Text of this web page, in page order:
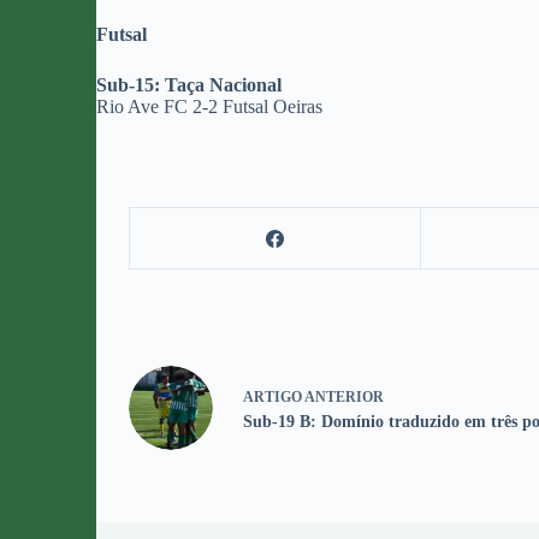
Futsal
Sub-15: Taça Nacional
Rio Ave FC 2-2 Futsal Oeiras
ARTIGO ANTERIOR
Sub-19 B: Domínio traduzido em três